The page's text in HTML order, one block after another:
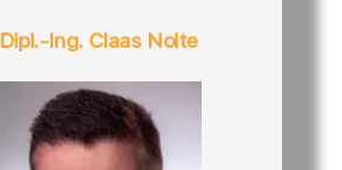
Dipl.-Ing. Claas Nolte